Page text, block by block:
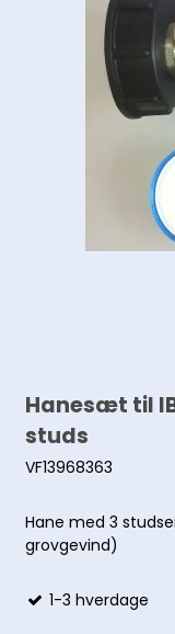
Hanesæt til
studs
VF13968363
Hane med 3
grovgevind)
1-3 hverdage